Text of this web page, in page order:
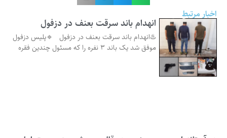
اخبار مرتبط
انهدام باند سرقت بعنف در دزفول
♨️انهدام باند سرقت بعنف در دزفول 🔹پلیس دزفول
موفق شد یک باند ۳ نفره را که مسئول چندین فقره